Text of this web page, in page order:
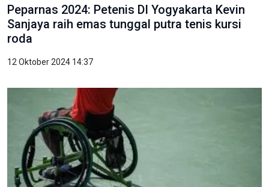
Peparnas 2024: Petenis DI Yogyakarta Kevin
Sanjaya raih emas tunggal putra tenis kursi
roda
12 Oktober 2024 14:37